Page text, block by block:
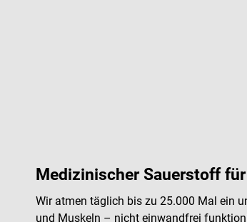
Medizinischer Sauerstoff
Wir atmen täglich bis zu 25.000 Mal ein
und Muskeln – nicht einwandfrei